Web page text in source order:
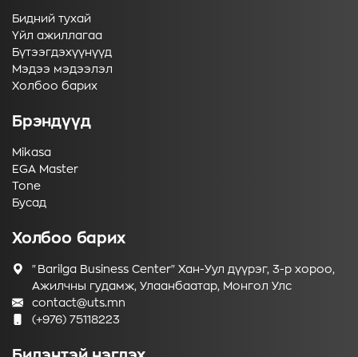
Бидний тухай
Үйл ажиллагаа
Бүтээгдэхүүнүүд
Мэдээ мэдээлэл
Холбоо барих
Брэндүүд
Mikasa
EGA Master
Tone
Бусад
Холбоо барих
"Barilga Business Center" Хан-Уул дүүрэг, 3-р хороо,
Ажилчны гудамж, Улаанбаатар, Монгол Улс
contact@uts.mn
(+976) 75118223